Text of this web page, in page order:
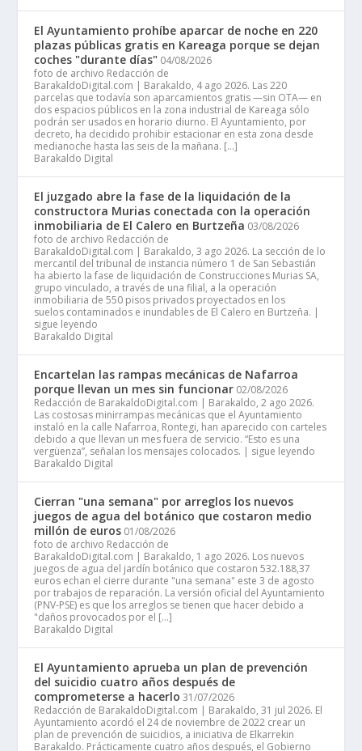
El Ayuntamiento prohíbe aparcar de noche en 220
plazas públicas gratis en Kareaga porque se dejan
coches "durante días" 04/08/2026
foto de archivo Redacción de
BarakaldoDigital.com | Barakaldo, 4 ago 2026. Las 220
parcelas que todavía son aparcamientos gratis —sin OTA— en
dos espacios públicos en la zona industrial de Kareaga sólo
podrán ser usados en horario diurno. El Ayuntamiento, por
decreto, ha decidido prohibir estacionar en esta zona desde
medianoche hasta las seis de la mañana. […]
Barakaldo Digital
El juzgado abre la fase de la liquidación de la
constructora Murias conectada con la operación
inmobiliaria de El Calero en Burtzeña 03/08/2026
foto de archivo Redacción de
BarakaldoDigital.com | Barakaldo, 3 ago 2026. La sección de lo
mercantil del tribunal de instancia número 1 de San Sebastián
ha abierto la fase de liquidación de Construcciones Murias SA,
grupo vinculado, a través de una filial, a la operación
inmobiliaria de 550 pisos privados proyectados en los
suelos contaminados e inundables de El Calero en Burtzeña. |
sigue leyendo
Barakaldo Digital
Encartelan las rampas mecánicas de Nafarroa
porque llevan un mes sin funcionar 02/08/2026
Redacción de BarakaldoDigital.com | Barakaldo, 2 ago 2026.
Las costosas minirrampas mecánicas que el Ayuntamiento
instaló en la calle Nafarroa, Rontegi, han aparecido con carteles
debido a que llevan un mes fuera de servicio. “Esto es una
vergüenza”, señalan los mensajes colocados. | sigue leyendo
Barakaldo Digital
Cierran "una semana" por arreglos los nuevos
juegos de agua del botánico que costaron medio
millón de euros 01/08/2026
foto de archivo Redacción de
BarakaldoDigital.com | Barakaldo, 1 ago 2026. Los nuevos
juegos de agua del jardín botánico que costaron 532.188,37
euros echan el cierre durante "una semana" este 3 de agosto
por trabajos de reparación. La versión oficial del Ayuntamiento
(PNV-PSE) es que los arreglos se tienen que hacer debido a
"daños provocados por el […]
Barakaldo Digital
El Ayuntamiento aprueba un plan de prevención
del suicidio cuatro años después de
comprometerse a hacerlo 31/07/2026
Redacción de BarakaldoDigital.com | Barakaldo, 31 jul 2026. El
Ayuntamiento acordó el 24 de noviembre de 2022 crear un
plan de prevención de suicidios, a iniciativa de Elkarrekin
Barakaldo. Prácticamente cuatro años después, el Gobierno